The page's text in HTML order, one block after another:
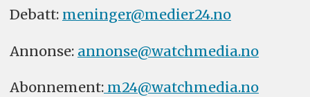
Debatt: meninger@medier24.no
Annonse: annonse@watchmedia.no
Abonnement:m24@watchmedia.no